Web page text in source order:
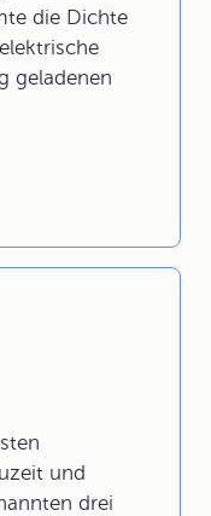
die Dichte
geladenen
und
drei